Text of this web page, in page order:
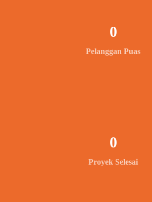
Pelanggan Puas
0
Proyek Selesai
0